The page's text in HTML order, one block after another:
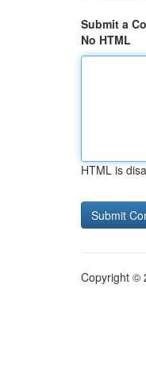
Submit a
No HTML
HTML is
Copyright ©